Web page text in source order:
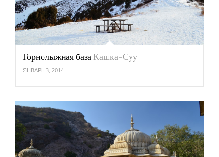
Горнолыжная база Кашка-Суу
ЯНВАРЬ 3, 2014